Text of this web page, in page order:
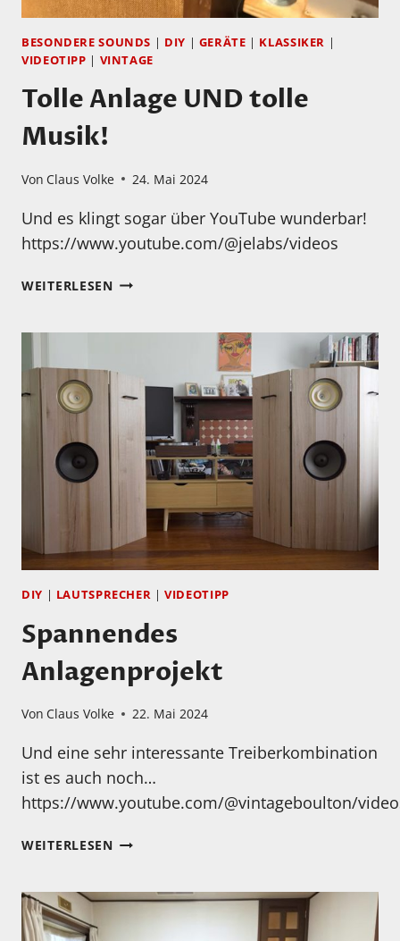
BESONDERE SOUNDS | DIY | GERÄTE | KLASSIKER |
VIDEOTIPP | VINTAGE
Tolle Anlage UND tolle
Musik!
Von Claus Volke 24. Mai 2024
Und es klingt sogar über YouTube wunderbar!
https://www.youtube.com/@jelabs/videos
WEITERLESENTOLLE
DIY | LAUTSPRECHER |VIDEOTIPP
Spannendes
Anlagenprojekt
Von Claus Volke 22. Mai 2024
Und eine sehr interessante Treiberkombination
ist es auch noch…
https://www.youtube.com/@vintageboulton/
WEITERLESENSPANNENDES